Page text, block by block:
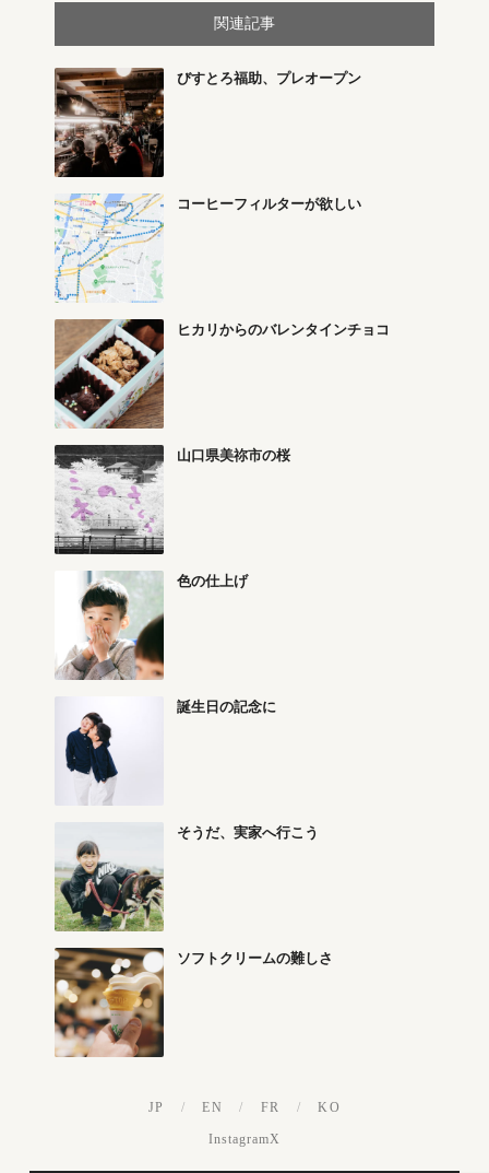
関連記事
びすとろ福助、プレオープン
コーヒーフィルターが欲しい
ヒカリからのバレンタインチョコ
山口県美祢市の桜
色の仕上げ
誕生日の記念に
そうだ、実家へ行こう
ソフトクリームの難しさ
JP / EN / FR / KO
InstagramX